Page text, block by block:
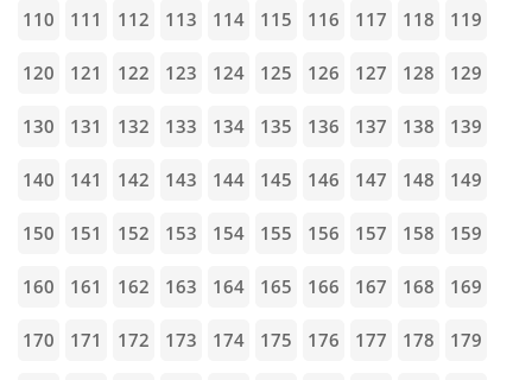
110 111 112 113 114 115 116 117 118 119
120 121 122 123 124 125 126 127 128 129
130 131 132 133 134 135 136 137 138 139
140 141 142 143 144 145 146 147 148 149
150 151 152 153 154 155 156 157 158 159
160 161 162 163 164 165 166 167 168 169
170 171 172 173 174 175 176 177 178 179